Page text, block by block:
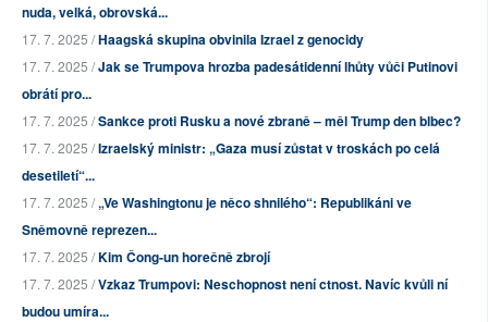
nuda, velká, obrovská...
17. 7. 2025 /Haagská skupina obvinila Izrael z genocidy
17. 7. 2025 /Jak se Trumpova hrozba padesátidenní lhůty vůči Putinovi
obrátí pro...
17. 7. 2025 /Sankce proti Rusku a nové zbraně – měl Trump den blbec?
17. 7. 2025 /Izraelský ministr: „Gaza musí zůstat v troskách po celá
desetiletí“...
17. 7. 2025 /„Ve Washingtonu je něco shnilého“: Republikáni ve
Sněmovně reprezen...
17. 7. 2025 /Kim Čong-un horečně zbrojí
17. 7. 2025 /Vzkaz Trumpovi: Neschopnost není ctnost. Navíc kvůli ní
budou umíra...